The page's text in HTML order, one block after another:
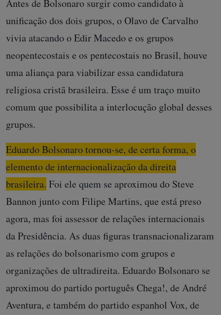
Antes de Bolsonaro surgir como candidato à
unificação dos dois grupos, o Olavo de Carvalho
vivia atacando o Edir Macedo e os grupos
neopentecostais e os pentecostais no Brasil, houve
uma aliança para viabilizar essa candidatura
religiosa cristã brasileira. Esse é um traço muito
comum que possibilita a interlocução global desses
grupos.
Eduardo Bolsonaro tornou-se, de certa forma, o
elemento de internacionalização da direita
brasileira. Foi ele quem se aproximou do Steve
Bannon junto com Filipe Martins, que está preso
agora, mas foi assessor de relações internacionais
da Presidência. As duas figuras transnacionalizaram
as relações do bolsonarismo com grupos e
organizações de ultradireita. Eduardo Bolsonaro se
aproximou do partido português Chega!, de André
Aventura, e também do partido espanhol Vox, de